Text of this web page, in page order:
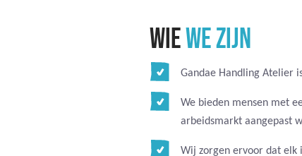
WIEWE ZIJN
Gandae Handling Atelier
We bieden mensen met
arbeidsmarkt aangepast
Wij zorgen ervoor dat elk